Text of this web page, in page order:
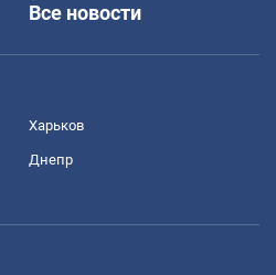
Все новости
Харьков
Днепр